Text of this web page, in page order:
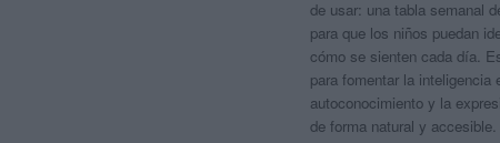
de usar: una tabla semanal
para que los niños puedan
cómo se sienten cada día.
para fomentar la inteligencia
autoconocimiento y la
de forma natural y accesible.